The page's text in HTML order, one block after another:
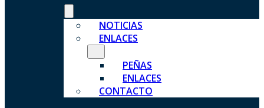
NOTICIAS
ENLACES
PEÑAS
ENLACES
CONTACTO